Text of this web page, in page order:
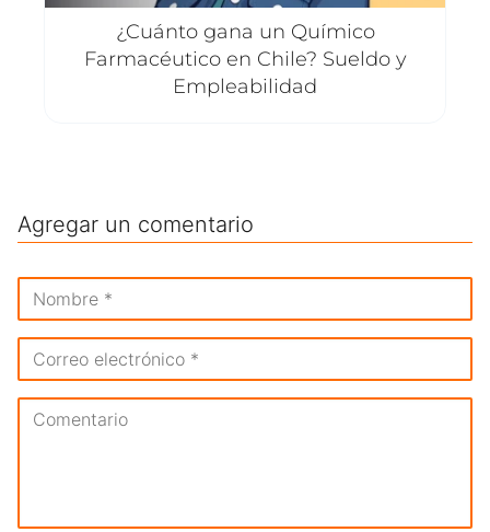
¿Cuánto gana un Químico
Farmacéutico en Chile? Sueldo y
Empleabilidad
Agregar un comentario